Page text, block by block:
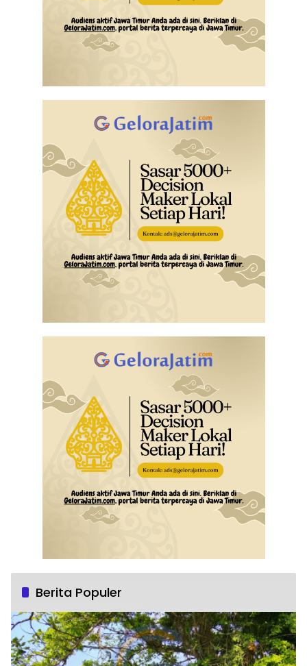
Berita Populer